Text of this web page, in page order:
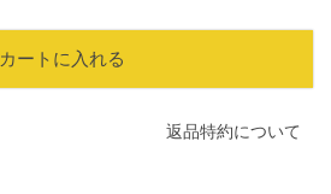
カートに入れる
返品特約について